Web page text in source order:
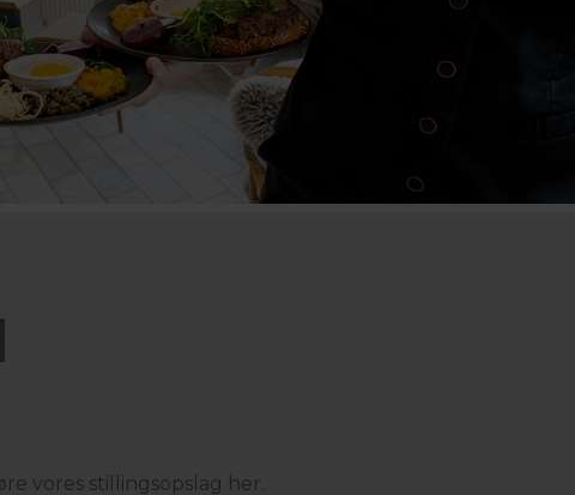
vores stillingsopslag her.